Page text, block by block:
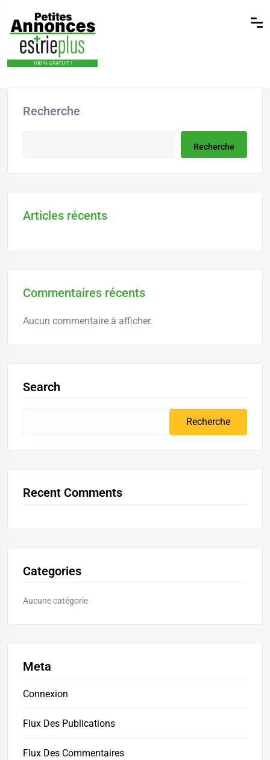
Recherche
Recherche
Articles récents
Commentaires récents
Aucun commentaire à afficher.
Search
Recent Comments
Categories
Aucune catégorie
Meta
Connexion
Flux Des Publications
Flux Des Commentaires